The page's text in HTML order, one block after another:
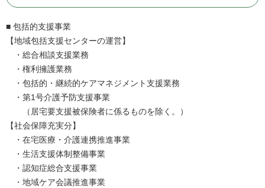
■ 包括的支援事業
【地域包括支援センターの運営】
・総合相談支援業務
・権利擁護業務
・包括的・継続的ケアマネジメント支援業務
・第1号介護予防支援事業
（居宅要支援被保険者に係るものを除く。）
【社会保障充実分】
・在宅医療・介護連携推進事業
・生活支援体制整備事業
・認知症総合支援事業
・地域ケア会議推進事業